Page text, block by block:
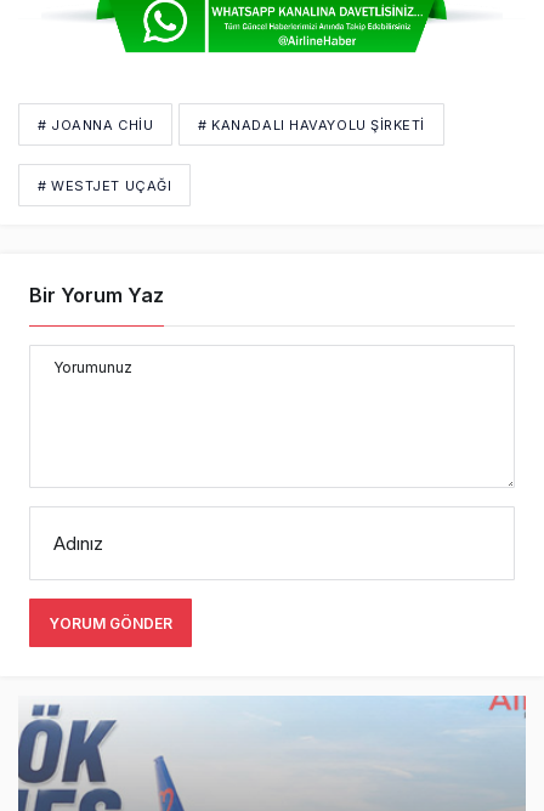
# JOANNA CHIU # KANADALI HAVAYOLU ŞIRKETI
# WESTJET UÇAĞI
Bir Yorum Yaz
Yorumunuz
Adınız
YORUM GÖNDER